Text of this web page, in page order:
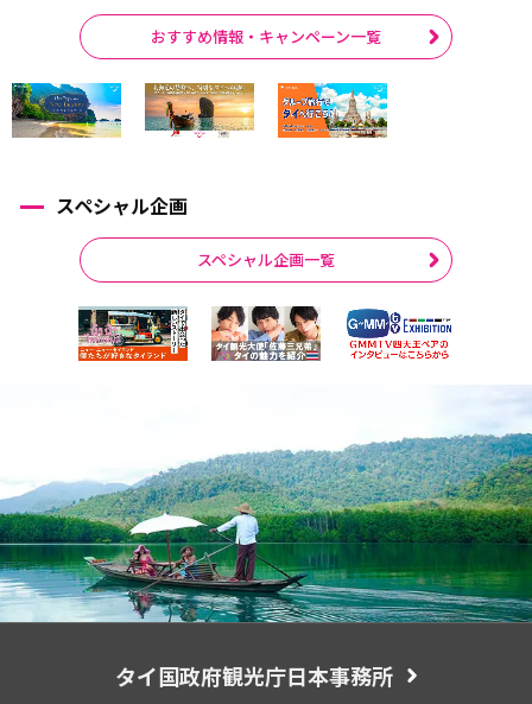
おすすめ情報・キャンペーン一覧
スペシャル企画
スペシャル企画一覧
タイ国政府観光庁日本事務所